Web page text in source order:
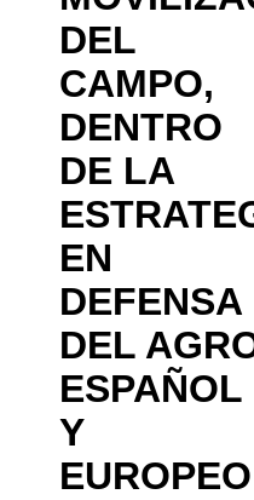
DEL
CAMPO,
DENTRO
DE LA
EN
DEFENSA
DEL
ESPAÑOL
Y
EUROPEO